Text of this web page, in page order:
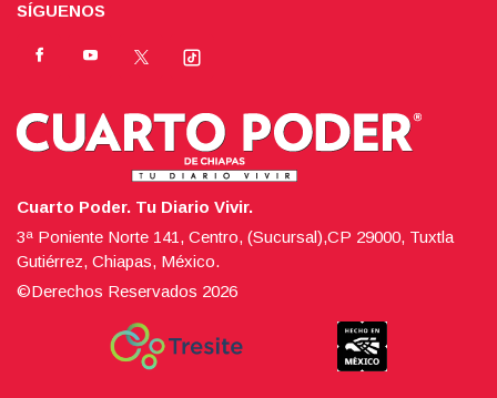
SÍGUENOS
Cuarto Poder. Tu Diario Vivir.
3ª Poniente Norte 141, Centro, (Sucursal),CP 29000, Tuxtla
Gutiérrez, Chiapas, México.
©Derechos Reservados 2026